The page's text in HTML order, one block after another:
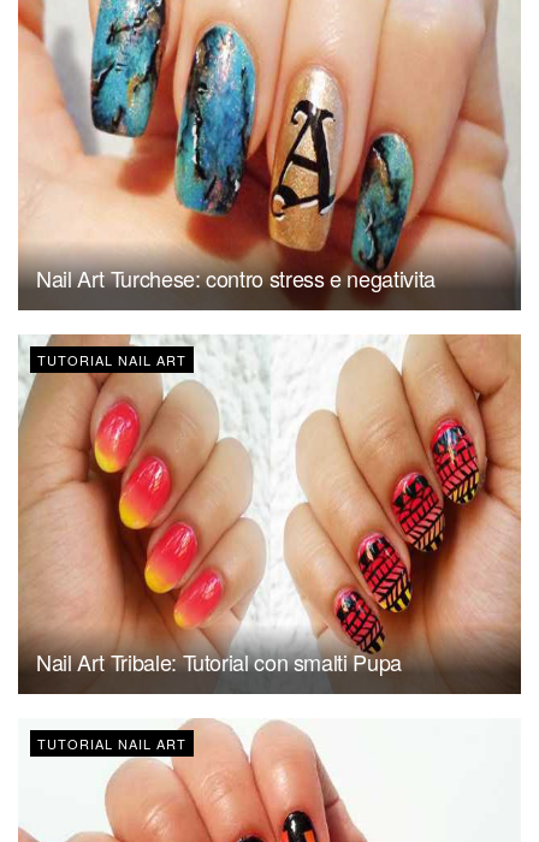
Nail Art Turchese: contro stress e negativita
TUTORIAL NAIL ART
Nail Art Tribale: Tutorial con smalti Pupa
TUTORIAL NAIL ART